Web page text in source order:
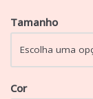
Tamanho
Cor